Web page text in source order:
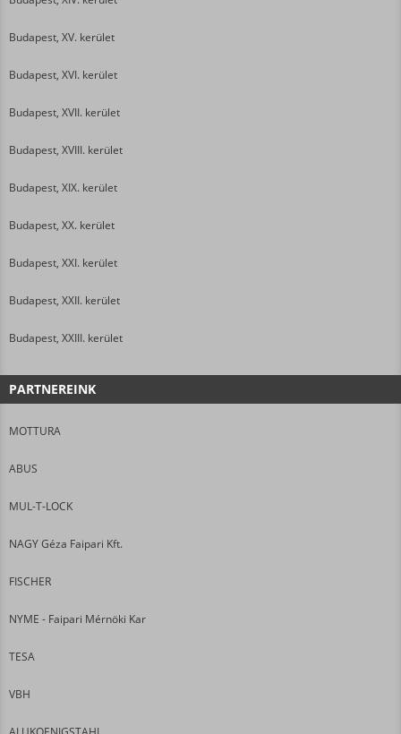
Budapest, XV. kerület
Budapest, XVI. kerület
Budapest, XVII. kerület
Budapest, XVIII. kerület
Budapest, XIX. kerület
Budapest, XX. kerület
Budapest, XXI. kerület
Budapest, XXII. kerület
Budapest, XXIII. kerület
PARTNEREINK
MOTTURA
ABUS
MUL-T-LOCK
NAGY Géza Faipari Kft.
FISCHER
NYME - Faipari Mérnöki Kar
TESA
VBH